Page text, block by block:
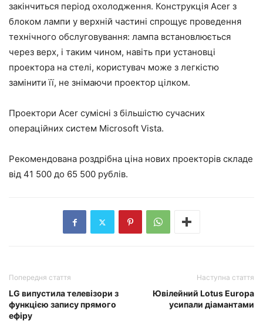
закінчиться період охолодження. Конструкція Acer з
блоком лампи у верхній частині спрощує проведення
технічного обслуговування: лампа встановлюється
через верх, і таким чином, навіть при установці
проектора на стелі, користувач може з легкістю
замінити її, не знімаючи проектор цілком.
Проектори Acer сумісні з більшістю сучасних
операційних систем Microsoft Vista.
Рекомендована роздрібна ціна нових проекторів складе
від 41 500 до 65 500 рублів.
Попередня стаття
LG випустила телевізори з
функцією запису прямого
ефіру
Наступна стаття
Ювілейний Lotus Europa
усипали діамантами